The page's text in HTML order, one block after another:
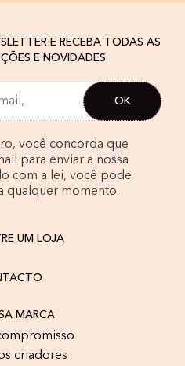
E RECEBA TODAS AS
E NOVIDADES
você concorda que
para enviar a nossa
com a lei, você pode
qualquer momento.
UM LOJA
MARCA
criadores